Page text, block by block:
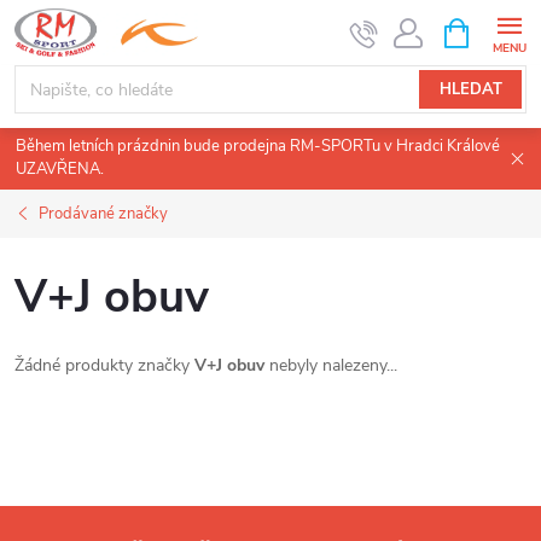
Přejít
na
obsah
HLEDAT
NÁKUPNÍ
KOŠÍK
Během letních prázdnin bude prodejna RM-SPORTu v Hradci Králové
UZAVŘENA.
Prodávané značky
V+J obuv
Žádné produkty značky V+J obuvnebyly nalezeny...